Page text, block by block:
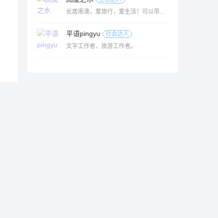
长居南澳，爱旅行，爱生活！可以带大家玩转南澳岛。
平语pingyu
社会达人
文字工作者，旅游工作者。